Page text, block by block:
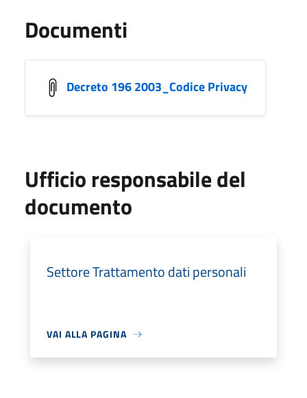
Documenti
Decreto 196 2003_Codice Privacy
Ufficio responsabile del
documento
Settore Trattamento dati personali
VAI ALLA PAGINA